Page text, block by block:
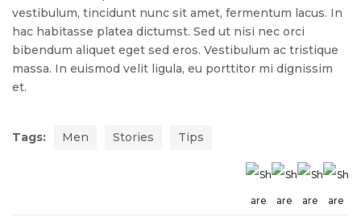
vestibulum, tincidunt nunc sit amet, fermentum lacus. In
hac habitasse platea dictumst. Sed ut nisi nec orci
bibendum aliquet eget sed eros. Vestibulum ac tristique
massa. In euismod velit ligula, eu porttitor mi dignissim
et.
Tags: Men Stories Tips